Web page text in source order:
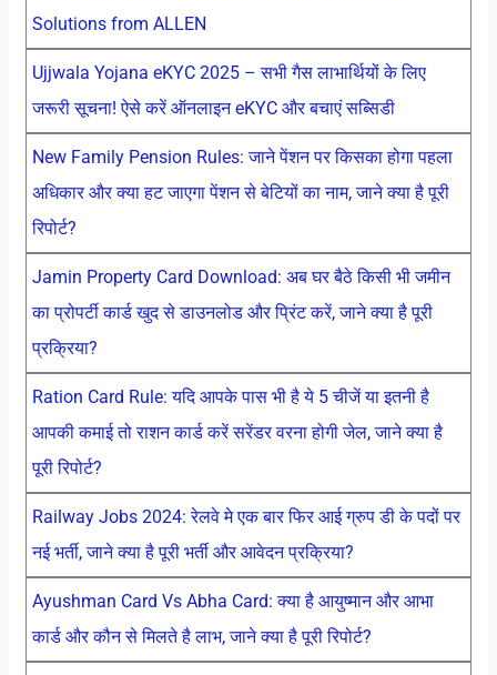
Solutions from ALLEN
Ujjwala Yojana eKYC 2025 – सभी गैस लाभार्थियों के लिए
जरूरी सूचना! ऐसे करें ऑनलाइन eKYC और बचाएं सब्सिडी
New Family Pension Rules: जाने पेंशन पर किसका होगा पहला
अधिकार और क्या हट जाएगा पेंशन से बेटियों का नाम, जाने क्या है पूरी
रिपोर्ट?
Jamin Property Card Download: अब घर बैठे किसी भी जमीन
का प्रोपर्टी कार्ड खुद से डाउनलोड और प्रिंट करें, जाने क्या है पूरी
प्रक्रिया?
Ration Card Rule: यदि आपके पास भी है ये 5 चीजें या इतनी है
आपकी कमाई तो राशन कार्ड करें सरेंडर वरना होगी जेल, जाने क्या है
पूरी रिपोर्ट?
Railway Jobs 2024: रेलवे मे एक बार फिर आई ग्रुप डी के पदों पर
नई भर्ती, जाने क्या है पूरी भर्ती और आवेदन प्रक्रिया?
Ayushman Card Vs Abha Card: क्या है आयुष्मान और आभा
कार्ड और कौन से मिलते है लाभ, जाने क्या है पूरी रिपोर्ट?